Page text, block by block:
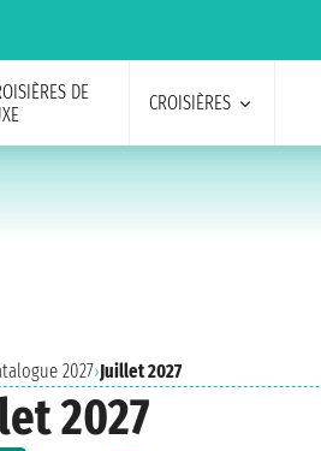
DE
CROISIÈRES
2027›Juillet 2027
2027